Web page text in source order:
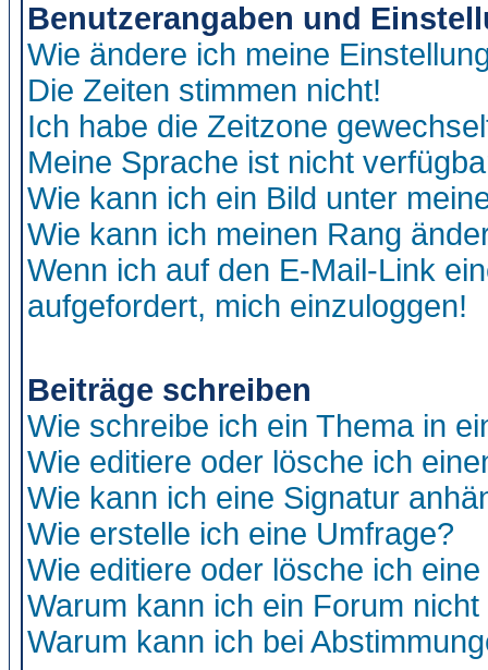
Benutzerangaben und
Wie ändere ich meine
Die Zeiten stimmen nicht!
Ich habe die Zeitzone
Meine Sprache ist nicht
Wie kann ich ein Bild unter
Wie kann ich meinen Rang
Wenn ich auf den E-Mail-Link
aufgefordert, mich einzuloggen!
Beiträge schreiben
Wie schreibe ich ein Thema in
Wie editiere oder lösche ich
Wie kann ich eine Signatur
Wie erstelle ich eine Umfrage?
Wie editiere oder lösche ich
Warum kann ich ein Forum
Warum kann ich bei